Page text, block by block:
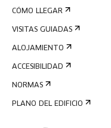
CÓMO LLEGAR
VISITAS GUIADAS
ALOJAMIENTO
ACCESIBILIDAD
NORMAS
PLANO DEL EDIFICIO